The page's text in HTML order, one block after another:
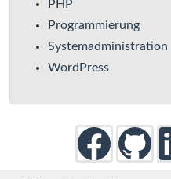
PHP
Programmierung
Systemadministration
WordPress